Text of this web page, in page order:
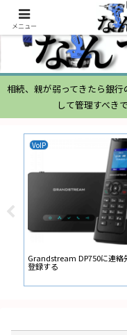
相続、親が弱ってきたら銀
して管理すべき
VoIP
Grandstream DP750に連絡
登録する
メニュー